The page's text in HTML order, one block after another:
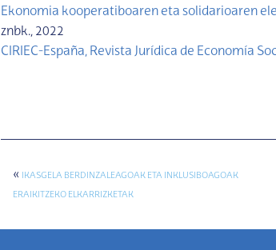
Ekonomia kooperatiboaren eta solidarioaren
znbk., 2022
CIRIEC-España, Revista Jurídica de Economía
« IKASGELA BERDINZALEAGOAK ETA INKLUSIBOAGOAK
ERAIKITZEKO ELKARRIZKETAK